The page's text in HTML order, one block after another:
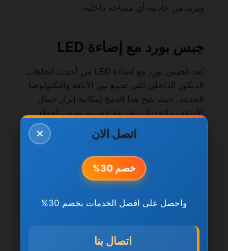
ويزيد من جاذبية أي مساحة داخلية.
جبس بورد مع إضاءة LED
يُعد الجبس بورد مع إضاءة LED من أحدث اتجاهات
الديكور الداخلي التي تجمع بين الأناقة والتكنولوجيا
الحديثة. حيث يتيح هذا الدمج إمكانية إبراز جمال
الأسقف والجدران بطريقة عصرية تضفي أجواء
مريحة ومميزة داخل المكان. تعتمد هذه الفكرة على
تركيب ألواح الجبس بورد بتصاميم خاصة تسمح
بإخفاء وحدات الإضاءة LED، مما يعطي إضاءة ناعمة
يمتاز الجبس بورد مع إضاءة LED بتعدد الخيارات،
سواء من حيث ألوان الإضاءة أو شدتها، مما يسمح
بتغيير أجواء المكان حسب الحاجة والمناسبة. كما
يُستخدم هذا النوع من الديكور في غرف المعيشة،
✕ اتصل الان
خصم 30%
واحصل على افضل الخدمات بخصم 30%
اتصال بنا